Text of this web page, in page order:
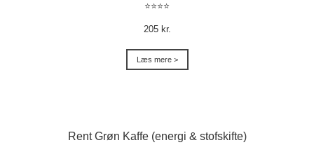
⭐⭐⭐⭐
205 kr.
Læs mere >
Rent Grøn Kaffe (energi & stofskifte)